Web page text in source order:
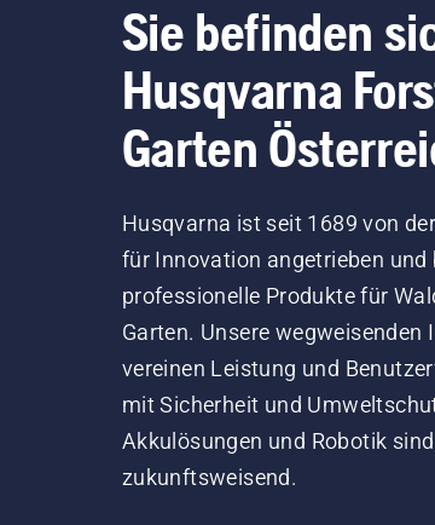
Sie befinden
Husqvarna
Garten
Husqvarna ist seit 1689 von
für Innovation angetrieben und
professionelle Produkte für
Garten. Unsere wegweisenden
vereinen Leistung und
mit Sicherheit und
Akkulösungen und Robotik
zukunftsweisend.